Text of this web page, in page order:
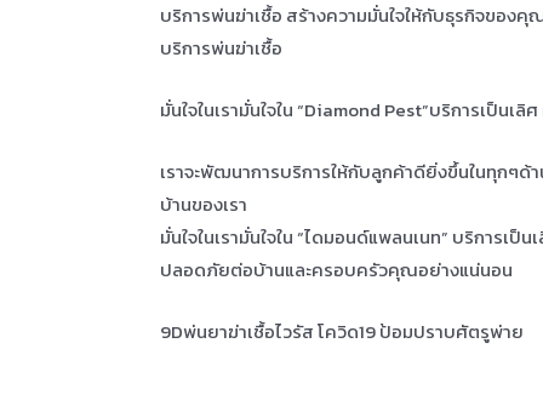
บริการพ่นฆ่าเชื้อ สร้างความมั่นใจให้กับธุรกิจขอ
บริการพ่นฆ่าเชื้อ
มั่นใจในเรามั่นใจใน “Diamond Pest”บริการเป็น
เราจะพัฒนาการบริการให้กับลูกค้าดียิ่งขึ้นในทุกๆด้
บ้านของเรา
มั่นใจในเรามั่นใจใน “ไดมอนด์แพลนเนท” บริการเ
ปลอดภัยต่อบ้านและครอบครัวคุณอย่างแน่นอน
9Dพ่นยาฆ่าเชื้อไวรัส โควิด19 ป้อมปราบศัตรูพ่าย